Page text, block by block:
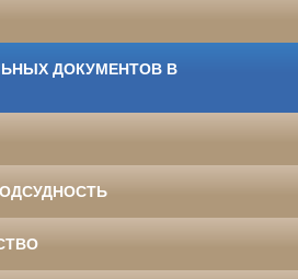
ДОКУМЕНТОВ В